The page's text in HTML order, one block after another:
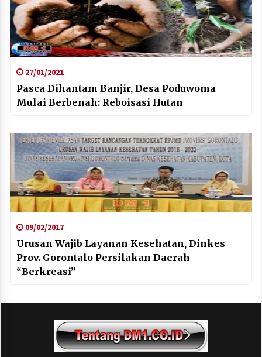
27/01/2021
Pasca Dihantam Banjir, Desa Poduwoma
Mulai Berbenah: Reboisasi Hutan
09/02/2017
Urusan Wajib Layanan Kesehatan, Dinkes
Prov. Gorontalo Persilakan Daerah
“Berkreasi”